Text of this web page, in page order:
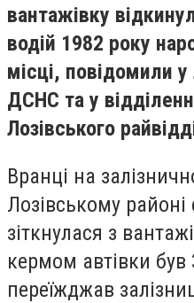
вантажівку
водій 1982 року
місці, повідомили
ДСНС та у
Лозівського
Вранці на
Лозівському районі
зіткнулася з
кермом автівки був
переїжджав